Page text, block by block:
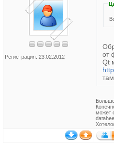
Регистрация: 23.02.2012
от
Qt
может